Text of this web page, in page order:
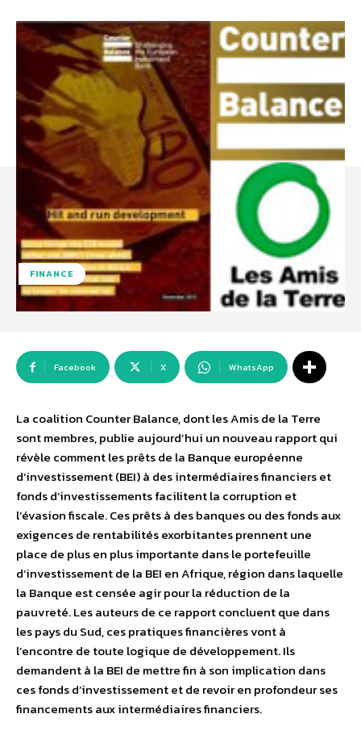
FINANCE
Facebook X WhatsApp
La coalition Counter Balance, dont les Amis de la Terre
sont membres, publie aujourd’hui un nouveau rapport qui
révèle comment les prêts de la Banque européenne
d’investissement (BEI) à des intermédiaires financiers et
fonds d’investissements facilitent la corruption et
l’évasion fiscale. Ces prêts à des banques ou des fonds aux
exigences de rentabilités exorbitantes prennent une
place de plus en plus importante dans le portefeuille
d’investissement de la BEI en Afrique, région dans laquelle
la Banque est censée agir pour la réduction de la
pauvreté. Les auteurs de ce rapport concluent que dans
les pays du Sud, ces pratiques financières vont à
l’encontre de toute logique de développement. Ils
demandent à la BEI de mettre fin à son implication dans
ces fonds d’investissement et de revoir en profondeur ses
financements aux intermédiaires financiers.